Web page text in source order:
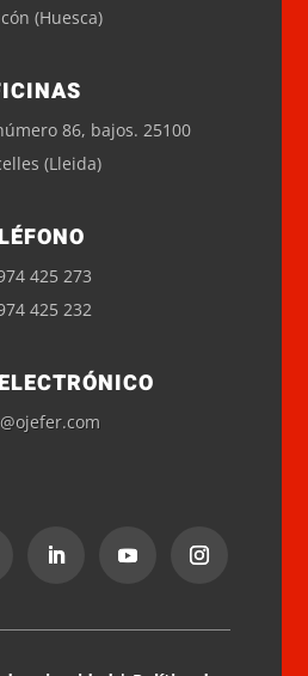
(Huesca)
86, bajos. 25100
(Lleida)
425 273
425 232